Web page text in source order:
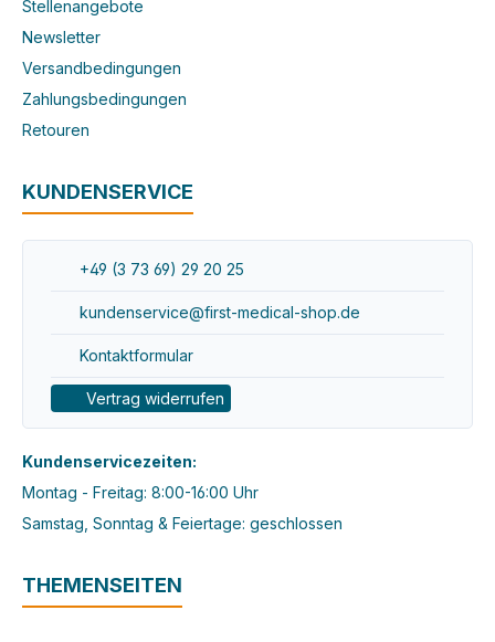
Stellenangebote
Newsletter
Versandbedingungen
Zahlungsbedingungen
Retouren
KUNDENSERVICE
+49 (3 73 69) 29 20 25
kundenservice@first-medical-shop.de
Kontaktformular
Vertrag widerrufen
Kundenservicezeiten:
Montag - Freitag: 8:00-16:00 Uhr
Samstag, Sonntag & Feiertage: geschlossen
THEMENSEITEN